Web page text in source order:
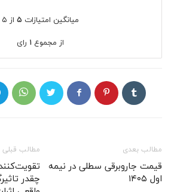
میانگین امتیازات ۵ از ۵
از مجموع۱ رای
مطالب قبلی
چقدر
مطالب بعدی
قیمت جاروبرقی سطلی در نیمه
اول ۱۴۰۵